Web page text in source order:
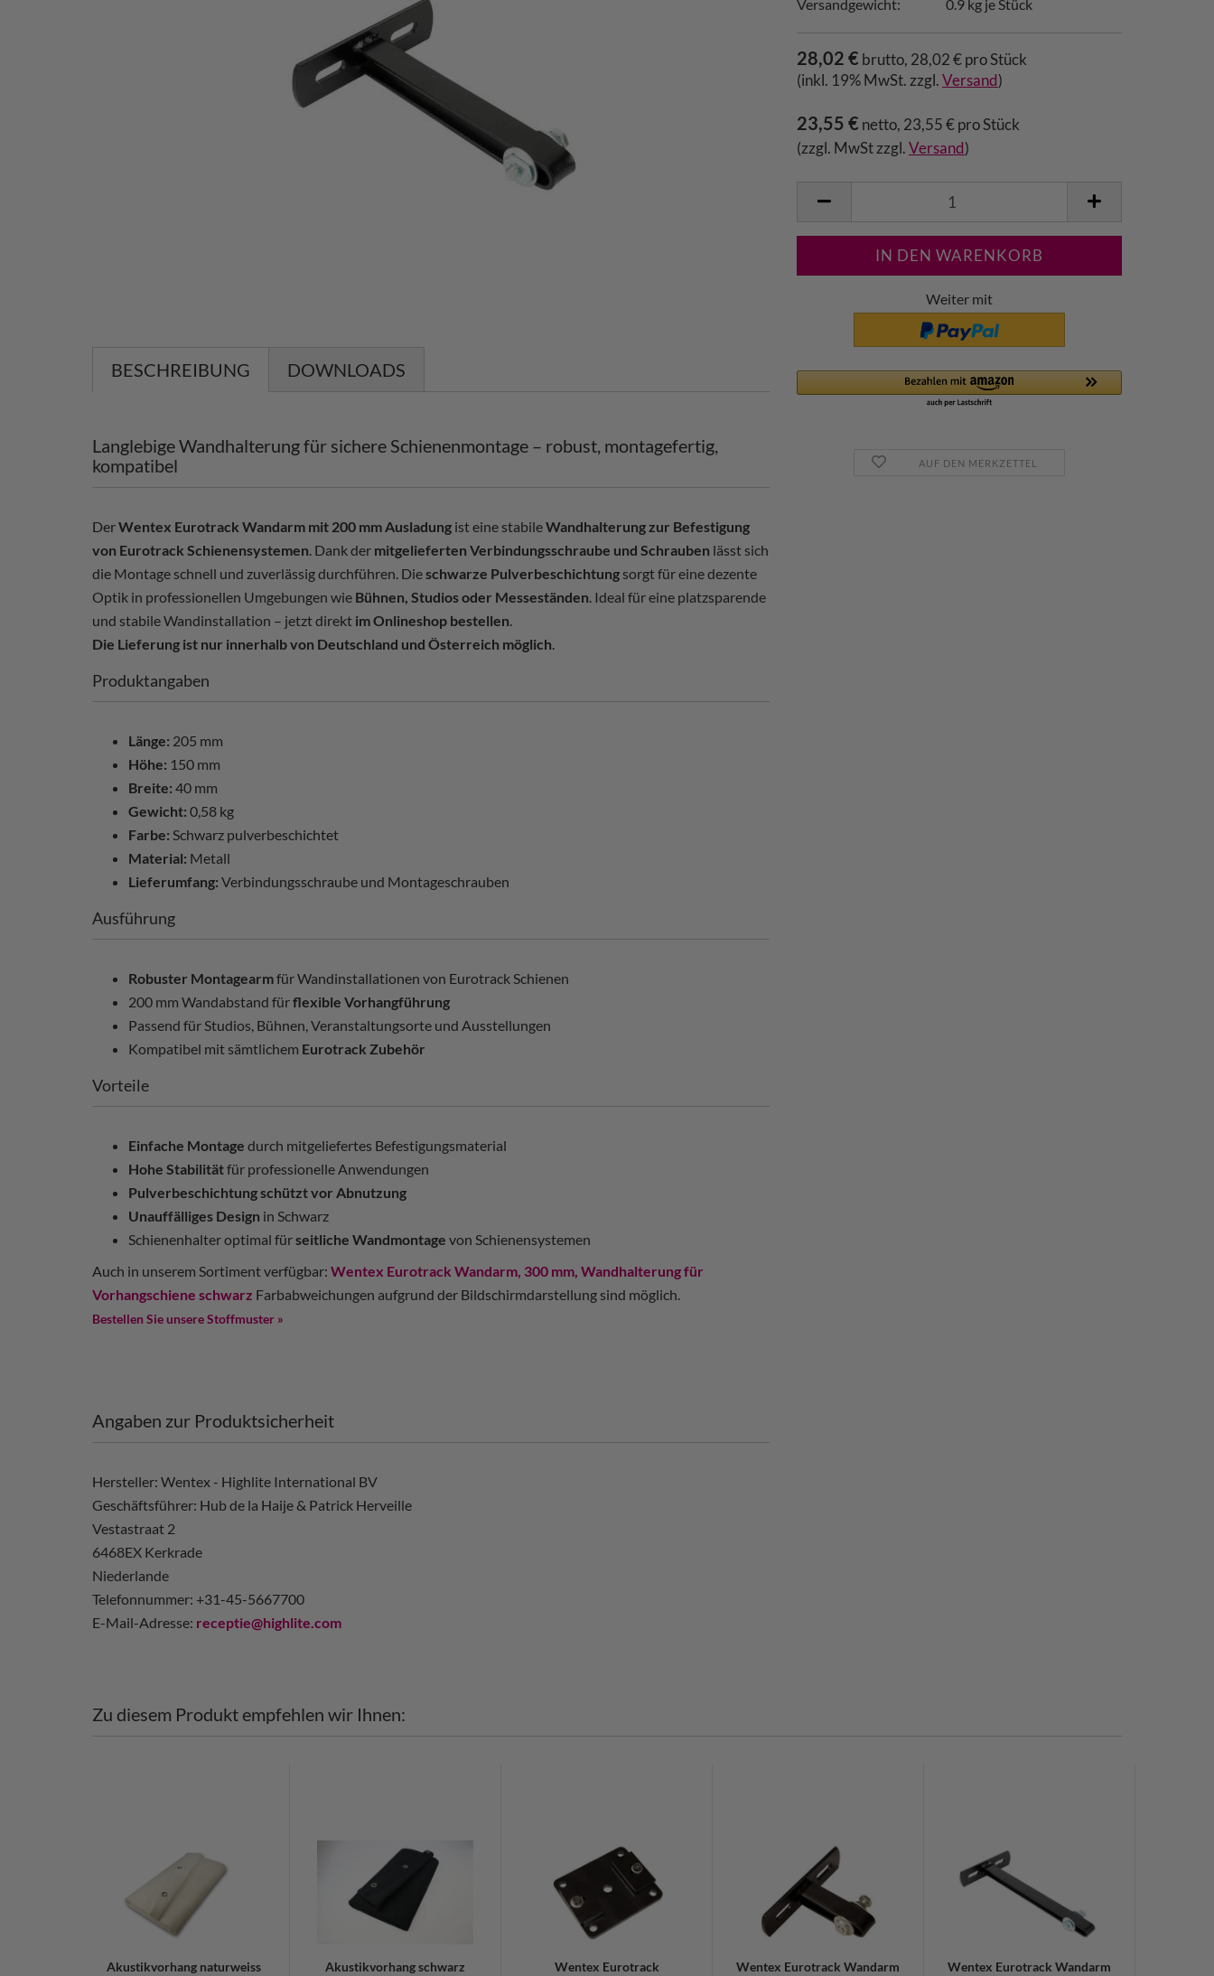
Versandgewicht:
0.9 kg je Stück
28,02 € brutto, 28,02 € pro Stück
(inkl. 19% MwSt. zzgl. Versand)
23,55 € netto, 23,55 € pro Stück
(zzgl. MwSt zzgl. Versand )
Weiter mit
AUF DEN MERKZETTEL
BESCHREIBUNG DOWNLOADS
Langlebige Wandhalterung für sichere Schienenmontage – robust, montagefertig,
kompatibel
DerWentex Eurotrack Wandarm mit 200 mm Ausladung ist eine stabileWandhalterung zur Befestigung
von Eurotrack Schienensystemen. Dank der mitgelieferten Verbindungsschraube und Schrauben lässt sich
die Montage schnell und zuverlässig durchführen. Dieschwarze Pulverbeschichtung sorgt für eine dezente
Optik in professionellen Umgebungen wie Bühnen, Studios oder Messeständen. Ideal für eine platzsparende
und stabile Wandinstallation – jetzt direkt im Onlineshop bestellen.
Die Lieferung ist nur innerhalb von Deutschland und Österreich möglich.
Produktangaben
Länge: 205 mm
Höhe: 150 mm
Breite: 40 mm
Gewicht: 0,58 kg
Farbe: Schwarz pulverbeschichtet
Material: Metall
Lieferumfang: Verbindungsschraube und Montageschrauben
Ausführung
Robuster Montagearmfür Wandinstallationen von Eurotrack Schienen
200 mm Wandabstand fürflexible Vorhangführung
Passend für Studios, Bühnen, Veranstaltungsorte und Ausstellungen
Kompatibel mit sämtlichem Eurotrack Zubehör
Vorteile
Einfache Montage durch mitgeliefertes Befestigungsmaterial
Hohe Stabilitätfür professionelle Anwendungen
Pulverbeschichtung schützt vor Abnutzung
Unauffälliges Design in Schwarz
Schienenhalter optimal fürseitliche Wandmontage von Schienensystemen
Auch in unserem Sortiment verfügbar: Wentex Eurotrack Wandarm, 300 mm, Wandhalterung für
Vorhangschiene schwarz Farbabweichungen aufgrund der Bildschirmdarstellung sind möglich.
Bestellen Sie unsere Stoffmuster »
Angaben zur Produktsicherheit
Hersteller: Wentex - Highlite International BV
Geschäftsführer: Hub de la Haije & Patrick Herveille
Vestastraat 2
6468EX Kerkrade
Niederlande
Telefonnummer: +31-45-5667700
E-Mail-Adresse: receptie@highlite.com
Zu diesem Produkt empfehlen wir Ihnen:
Akustikvorhang naturweiss
Akustikvorhang schwarz
Wentex Eurotrack
Wentex Eurotrack Wandarm
Wentex Eurotrack Wandarm